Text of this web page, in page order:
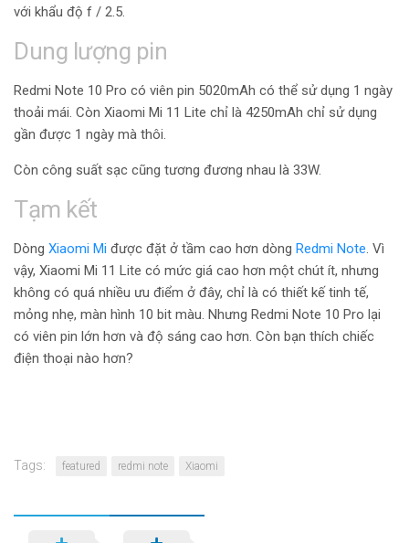
với khẩu độ f / 2.5.
Dung lượng pin
Redmi Note 10 Pro có viên pin 5020mAh có thể sử dụng 1 ngày
thoải mái. Còn Xiaomi Mi 11 Lite chỉ là 4250mAh chỉ sử dụng
gần được 1 ngày mà thôi.
Còn công suất sạc cũng tương đương nhau là 33W.
Tạm kết
Dòng Xiaomi Mi được đặt ở tầm cao hơn dòng Redmi Note. Vì
vậy, Xiaomi Mi 11 Lite có mức giá cao hơn một chút ít, nhưng
không có quá nhiều ưu điểm ở đây, chỉ là có thiết kế tinh tế,
mỏng nhẹ, màn hình 10 bit màu. Nhưng Redmi Note 10 Pro lại
có viên pin lớn hơn và độ sáng cao hơn. Còn bạn thích chiếc
điện thoại nào hơn?
Tags: featured redmi note Xiaomi